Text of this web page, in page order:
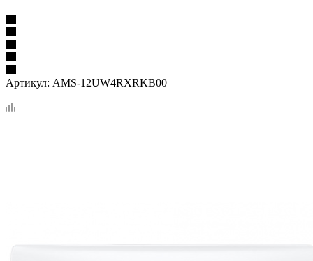
Артикул: AMS-12UW4RXRKB00